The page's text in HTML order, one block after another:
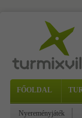
FŐOLDAL
Nyereményjáték